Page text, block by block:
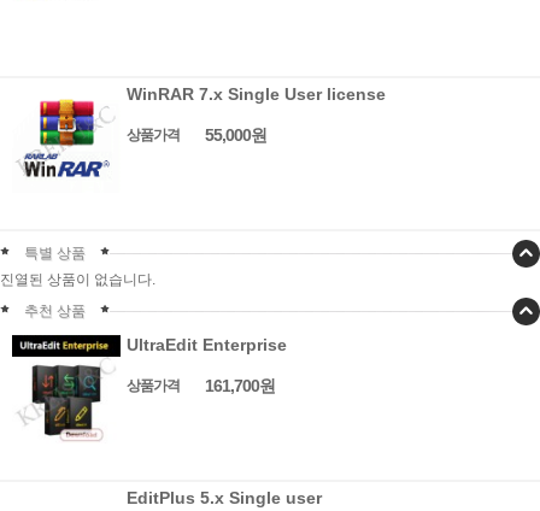
WinRAR 7.x Single User license
상품가격 55,000원
특별 상품
진열된 상품이 없습니다.
추천 상품
UltraEdit Enterprise
상품가격 161,700원
EditPlus 5.x Single user